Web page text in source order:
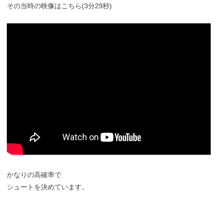
その当時の映像はこちら(3分29秒)
かなりの高確率で
シュートを決めています。